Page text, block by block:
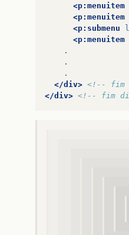
<p:menuitem
<p:menuitem
<p:submenu
<p:menuitem
.
.
</div> <!-- fim
</div> <!-- fim div